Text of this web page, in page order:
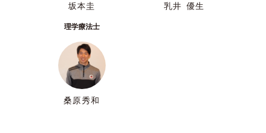
坂本圭 乳井 優生
理学療法士
桑原秀和